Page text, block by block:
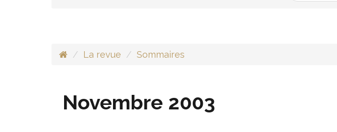
La revue Sommaires
Novembre 2003